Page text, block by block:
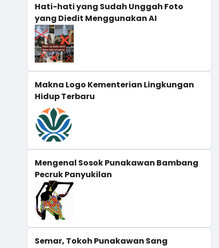
Hati-hati yang Sudah Unggah Foto
yang Diedit Menggunakan AI
Makna Logo Kementerian Lingkungan
Hidup Terbaru
Mengenal Sosok Punakawan Bambang
Pecruk Panyukilan
Semar, Tokoh Punakawan Sang